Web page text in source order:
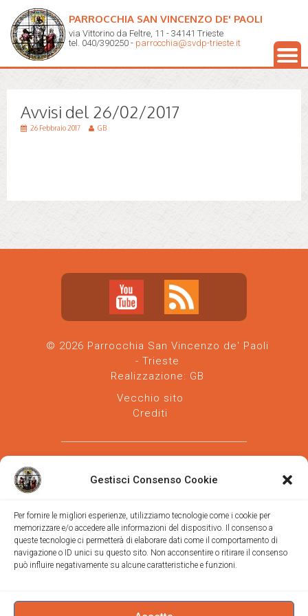
Gestisci Consenso Cookie
Per fornire le migliori esperienze, utilizziamo tecnologie come i cookie per
memorizzare e/o accedere alle informazioni del dispositivo. Il consenso a
queste tecnologie ci permetterà di elaborare dati come il comportamento di
navigazione o ID unici su questo sito. Non acconsentire o ritirare il consenso
può influire negativamente su alcune caratteristiche e funzioni.
PARROCCHIA SAN VINCENZO DE' PAOLI
via Vittorino da Feltre, 11 - 34141 Trieste
tel. 040/390250 - parrocchia@svdp-trieste.it
Avvisi del 26/02/2017
26 Febbraio 2017 GB
© 2026 Parrocchia San Vincenzo de' Paoli
- Trieste
Realizzazione: GB
Vecchio sito
Crediti
Parrocchia san Vincenzo de' Paoli-Diocesi
di Trieste
via Vittorino da Feltre, 11 (chiesa)
Trieste